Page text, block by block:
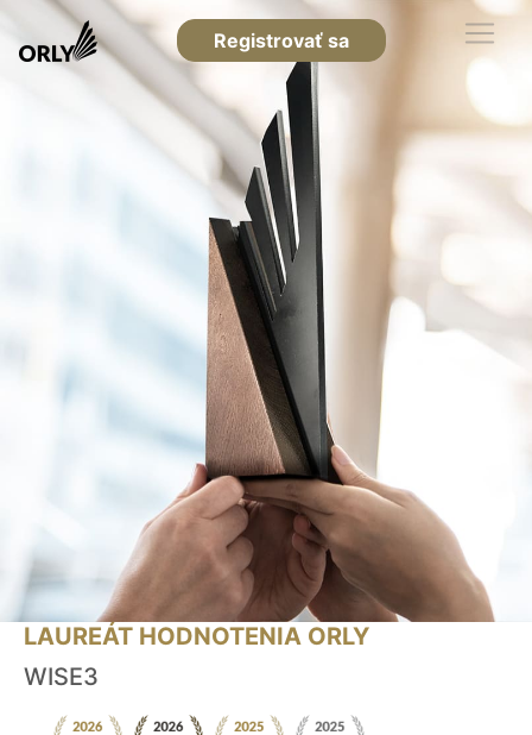
Registrovať sa
LAUREÁT HODNOTENIA ORLY
WISE3